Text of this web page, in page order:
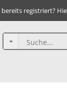
bereits registriert?